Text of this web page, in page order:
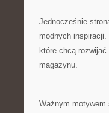
Jednocześnie
modnych
które chcą
magazynu.
Ważnym motywem